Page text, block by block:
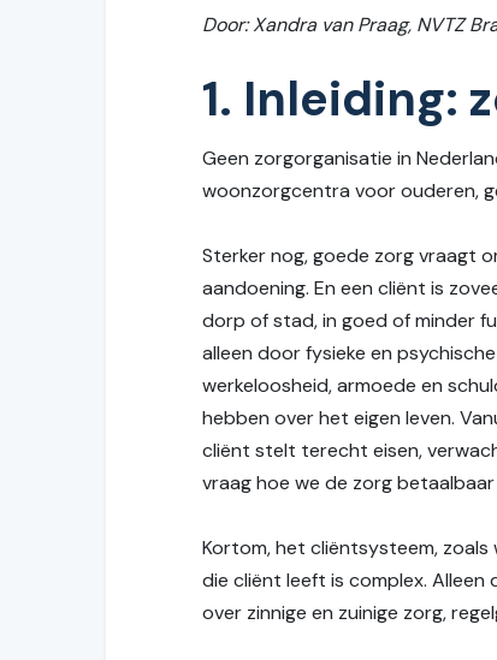
Door: Xandra van Praag, NVTZ
1. Inleiding:
Geen zorgorganisatie in
woonzorgcentra voor ouderen,
Sterker nog, goede zorg vraagt
aandoening. En een cliënt is
dorp of stad, in goed of minder
alleen door fysieke en
werkeloosheid, armoede en
hebben over het eigen leven.
cliënt stelt terecht eisen,
vraag hoe we de zorg
Kortom, het cliëntsysteem, zoals
die cliënt leeft is complex. Alleen
over zinnige en zuinige zorg,